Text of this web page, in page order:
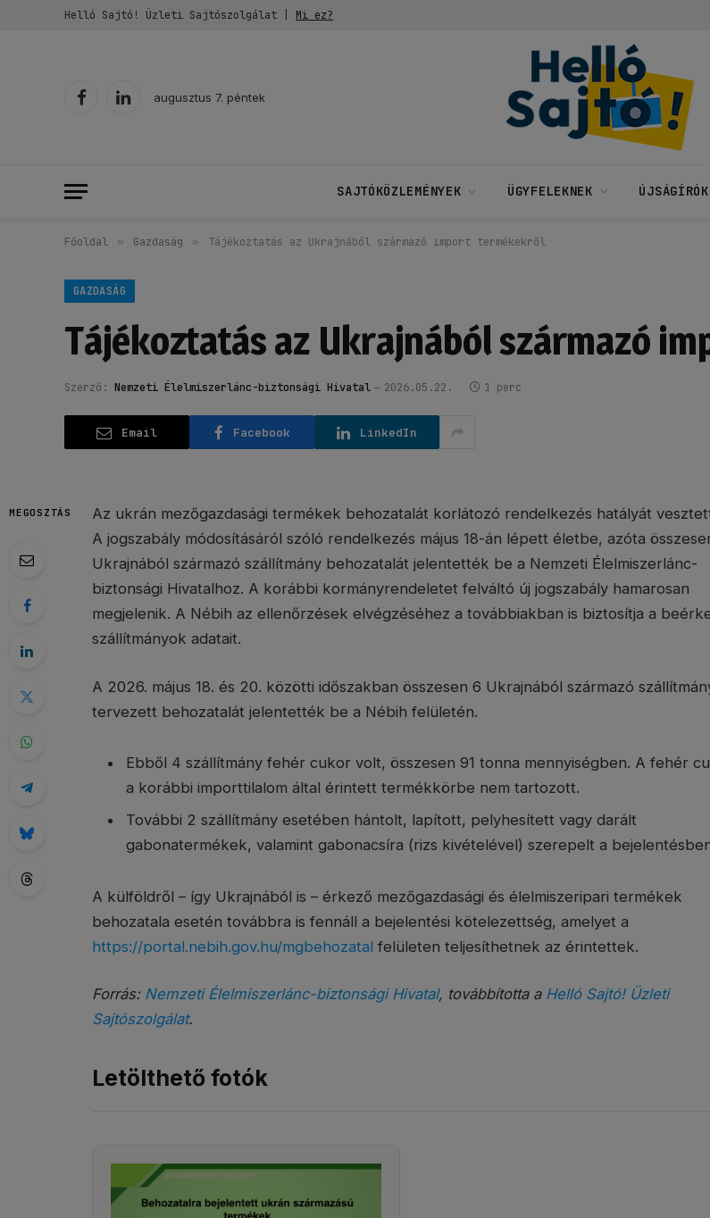
Helló Sajtó! Üzleti Sajtószolgálat | Mi ez?
FacebookLinkedIn
augusztus 7. péntek
SAJTÓKÖZLEMÉNYEK ÜGYFELEKNEK
Főoldal » Gazdaság » Tájékoztatás az Ukrajnából származó import termékekről
GAZDASÁG
Tájékoztatás az Ukrajnából származó
Szerző: Nemzeti Élelmiszerlánc-biztonsági Hivatal 2026.05.22. 1 perc
Email Facebook LinkedIn
MEGOSZTÁS
Az ukrán mezőgazdasági termékek behozatalát korlátozó rendelkezés hatályát
A jogszabály módosításáról szóló rendelkezés május 18-án lépett életbe, azóta
Ukrajnából származó szállítmány behozatalát jelentették be a Nemzeti Élelmiszerlánc-
biztonsági Hivatalhoz. A korábbi kormányrendeletet felváltó új jogszabály hamarosan
megjelenik. A Nébih az ellenőrzések elvégzéséhez a továbbiakban is biztosítja a
szállítmányok adatait.
A 2026. május 18. és 20. közötti időszakban összesen 6 Ukrajnából származó
tervezett behozatalát jelentették be a Nébih felületén.
Ebből 4 szállítmány fehér cukor volt, összesen 91 tonna mennyiségben. A fehér
a korábbi importtilalom által érintett termékkörbe nem tartozott.
További 2 szállítmány esetében hántolt, lapított, pelyhesített vagy darált
gabonatermékek, valamint gabonacsíra (rizs kivételével) szerepelt a
A külföldről – így Ukrajnából is – érkező mezőgazdasági és élelmiszeripari termékek
behozatala esetén továbbra is fennáll a bejelentési kötelezettség, amelyet a
https://portal.nebih.gov.hu/mgbehozatal felületen teljesíthetnek az érintettek.
Forrás: Nemzeti Élelmiszerlánc-biztonsági Hivatal, továbbította a Helló Sajtó! Üzleti
Sajtószolgálat.
Letölthető fotók